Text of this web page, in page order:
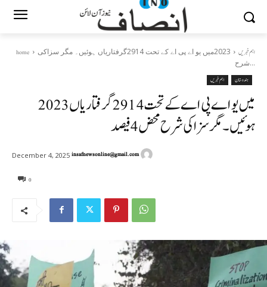
home اہم خبریں
2023میں یو اے پی اے کے تحت 2914گرفتاریاں ہوئیں۔ مگر سزاکی
شرح...
اہم خبریں ہندوستان
2023میں یو اے پی اے کے تحت 2914گرفتاریاں
ہوئیں۔ مگر سزاکی شرح محض 4فیصد
0
December 4, 2025 insafnewsonline@gmail.com